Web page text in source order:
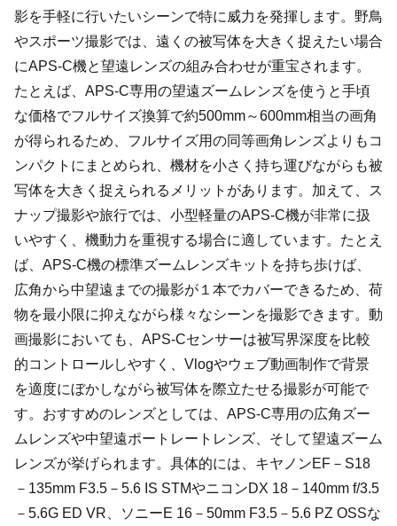
影を手軽に行いたいシーンで特に威力を発揮します。野鳥
やスポーツ撮影では、遠くの被写体を大きく捉えたい場合
にAPS-C機と望遠レンズの組み合わせが重宝されます。
たとえば、APS-C専用の望遠ズームレンズを使うと手頃
な価格でフルサイズ換算で約500mm～600mm相当の画角
が得られるため、フルサイズ用の同等画角レンズよりもコ
ンパクトにまとめられ、機材を小さく持ち運びながらも被
写体を大きく捉えられるメリットがあります。加えて、ス
ナップ撮影や旅行では、小型軽量のAPS-C機が非常に扱
いやすく、機動力を重視する場合に適しています。たとえ
ば、APS-C機の標準ズームレンズキットを持ち歩けば、
広角から中望遠までの撮影が１本でカバーできるため、荷
物を最小限に抑えながら様々なシーンを撮影できます。動
画撮影においても、APS-Cセンサーは被写界深度を比較
的コントロールしやすく、Vlogやウェブ動画制作で背景
を適度にぼかしながら被写体を際立たせる撮影が可能で
す。おすすめのレンズとしては、APS-C専用の広角ズー
ムレンズや中望遠ポートレートレンズ、そして望遠ズーム
レンズが挙げられます。具体的には、キヤノンEF－S18
－135mm F3.5－5.6 IS STMやニコンDX 18－140mm f/3.5
－5.6G ED VR、ソニーE 16－50mm F3.5－5.6 PZ OSSな